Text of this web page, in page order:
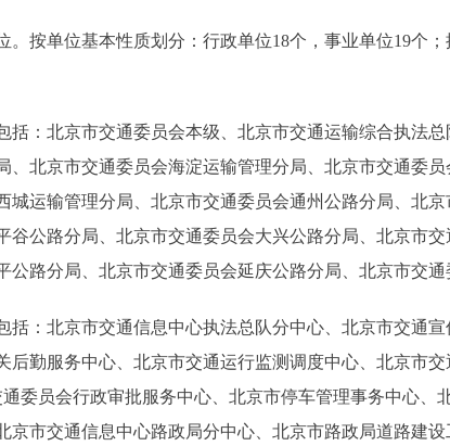
按单位基本性质划分：行政单位18个，事业单位19个；
：北京市交通委员会本级、北京市交通运输综合执法总
、北京市交通委员会海淀运输管理分局、北京市交通委
城运输管理分局、北京市交通委员会通州公路分局、北
谷公路分局、北京市交通委员会大兴公路分局、北京市
公路分局、北京市交通委员会延庆公路分局、北京市交
：北京市交通信息中心执法总队分中心、北京市交通宣
后勤服务中心、北京市交通运行监测调度中心、北京市
委员会行政审批服务中心、北京市停车管理事务中心、
京市交通信息中心路政局分中心、北京市路政局道路建